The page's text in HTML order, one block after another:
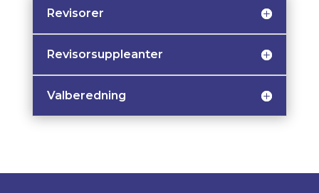
Revisorer
Revisorsuppleanter
Valberedning